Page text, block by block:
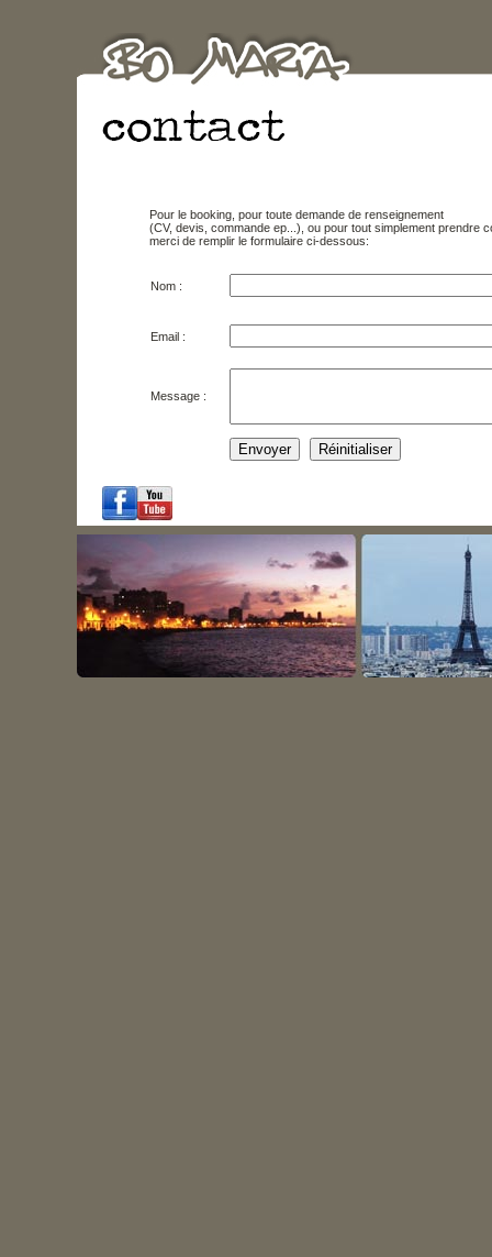
Pour le booking, pour toute demande de renseignement
(CV, devis, commande ep...), ou pour tout simplement prendre
merci de remplir le formulaire ci-dessous:
Nom :
Email :
Message :